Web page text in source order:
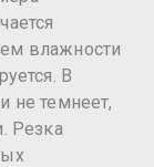
влажности
В
не темнеет,
Резка